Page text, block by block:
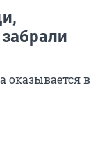
оказывается в